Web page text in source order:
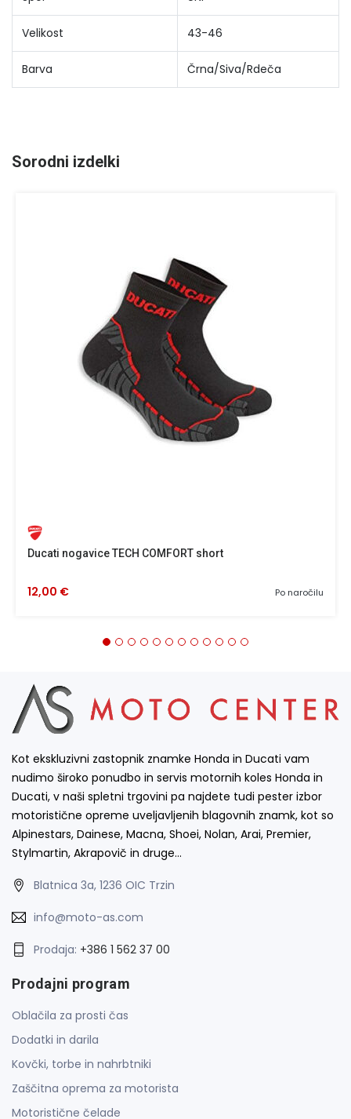
Velikost 43-46
Barva Črna/Siva/Rdeča
Sorodni izdelki
Ducati nogavice TECH COMFORT short
Po naročilu
12,00 €
Kot ekskluzivni zastopnik znamke Honda in Ducati vam
nudimo široko ponudbo in servis motornih koles Honda in
Ducati, v naši spletni trgovini pa najdete tudi pester izbor
motoristične opreme uveljavljenih blagovnih znamk, kot so
Alpinestars, Dainese, Macna, Shoei, Nolan, Arai, Premier,
Stylmartin, Akrapovič in druge…
Blatnica 3a, 1236 OIC Trzin
info@moto-as.com
Prodaja: +386 1 562 37 00
Prodajni program
Oblačila za prosti čas
Dodatki in darila
Kovčki, torbe in nahrbtniki
Zaščitna oprema za motorista
Motoristične čelade